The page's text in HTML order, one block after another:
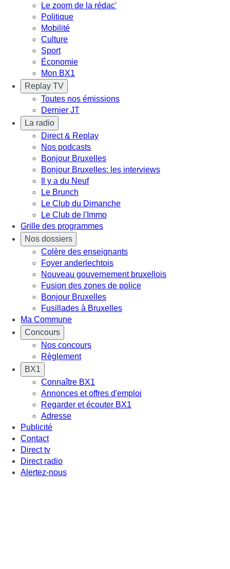
Le zoom de la rédac'
Politique
Mobilité
Culture
Sport
Économie
Mon BX1
Replay TV
Toutes nos émissions
Dernier JT
La radio
Direct & Replay
Nos podcasts
Bonjour Bruxelles
Bonjour Bruxelles: les interviews
Il y a du Neuf
Le Brunch
Le Club du Dimanche
Le Club de l'Immo
Grille des programmes
Nos dossiers
Colère des enseignants
Foyer anderlechtois
Nouveau gouvernement bruxellois
Fusion des zones de police
Bonjour Bruxelles
Fusillades à Bruxelles
Ma Commune
Concours
Nos concours
Règlement
BX1
Connaître BX1
Annonces et offres d'emploi
Regarder et écouter BX1
Adresse
Publicité
Contact
Direct tv
Direct radio
Alertez-nous